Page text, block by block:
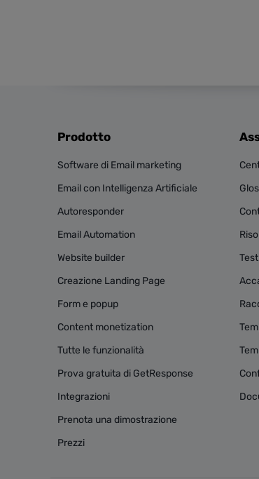
Prodotto
Software di Email marketing
Email con Intelligenza Artificiale
Autoresponder
Email Automation
Website builder
Creazione Landing Page
Form e popup
Content monetization
Tutte le funzionalità
Prova gratuita di GetResponse
Integrazioni
Prenota una dimostrazione
Prezzi